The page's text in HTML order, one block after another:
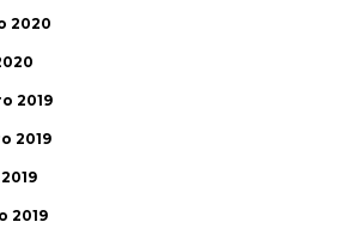
2020
2019
2019
2019